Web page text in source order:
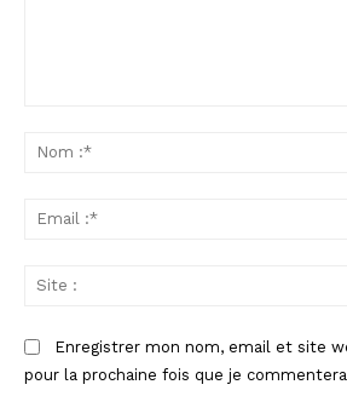
Enregistrer mon nom, email et site
pour la prochaine fois que je